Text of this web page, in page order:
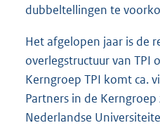
dubbeltellingen te
Het afgelopen jaar is de
overlegstructuur van TPI
Kerngroep TPI komt ca.
Partners in de
Nederlandse